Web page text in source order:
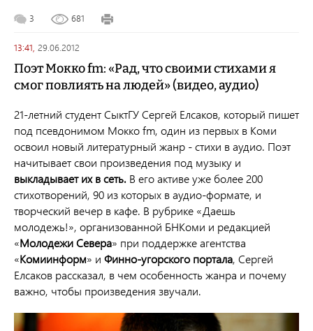
3 681
13:41, 29.06.2012
Поэт Мокко fm: «Рад, что своими стихами я
смог повлиять на людей» (видео, аудио)
21-летний студент СыктГУ Сергей Елсаков, который пишет
под псевдонимом Мокко fm, один из первых в Коми
освоил новый литературный жанр - стихи в аудио. Поэт
начитывает свои произведения под музыку и
выкладывает их в сеть. В его активе уже более 200
стихотворений, 90 из которых в аудио-формате, и
творческий вечер в кафе. В рубрике «Даешь
молодежь!», организованной БНКоми и редакцией
«Молодежи Севера» при поддержке агентства
«Комиинформ» и Финно-угорского портала, Сергей
Елсаков рассказал, в чем особенность жанра и почему
важно, чтобы произведения звучали.